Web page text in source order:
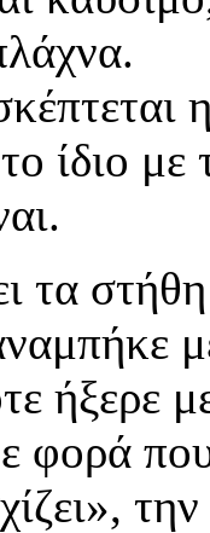
ίδιο με
τα
ήξερε
φορά
την